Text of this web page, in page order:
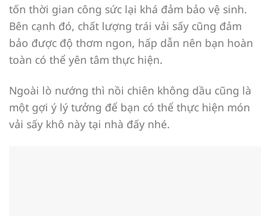
tốn thời gian công sức lại khá đảm bảo vệ sinh.
Bên cạnh đó, chất lượng trái vải sấy cũng đảm
bảo được độ thơm ngon, hấp dẫn nên bạn hoàn
toàn có thể yên tâm thực hiện.
Ngoài lò nướng thì nồi chiên không dầu cũng là
một gợi ý lý tưởng để bạn có thể thực hiện món
vải sấy khô này tại nhà đấy nhé.